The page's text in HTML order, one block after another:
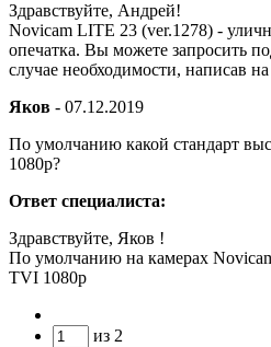
Здравствуйте, Андрей!
Novicam LITE 23 (ver.1278) -
опечатка. Вы можете запросить
случае необходимости, написав
Яков - 07.12.2019
По умолчанию какой стандарт
1080р?
Ответ специалиста:
Здравствуйте, Яков !
По умолчанию на камерах
TVI 1080p
из 2